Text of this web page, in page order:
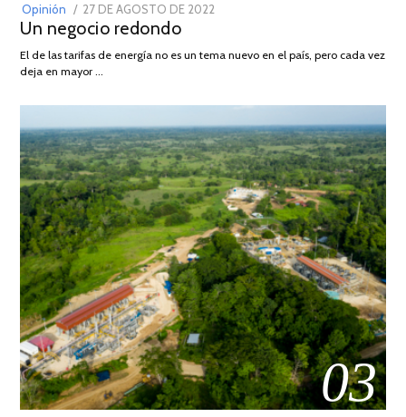
Opinión
POSTED
ON
27 DE AGOSTO DE 2022
DE
Un negocio redondo
El de las tarifas de energía no es un tema nuevo en el país, pero cada vez
deja en mayor …
03